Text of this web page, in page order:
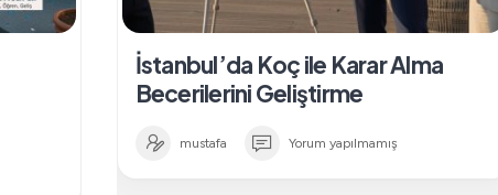
İstanbul’da Koç ile Karar Alma
Becerilerini Geliştirme
mustafa Yorum yapılmamış